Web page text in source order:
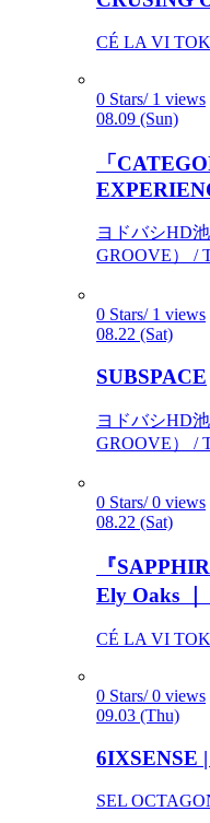
CÉ LA VI
0 Stars/ 1 views
08.09 (Sun)
「
ヨドバシHD
GROOVE） /
0 Stars/ 1 views
08.22 (Sat)
SUBSPACE
ヨドバシHD
GROOVE） /
0 Stars/ 0 views
08.22 (Sat)
『
Ely Oaks ｜
CÉ LA VI
0 Stars/ 0 views
09.03 (Thu)
6IXSENSE
SEL